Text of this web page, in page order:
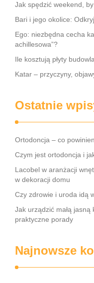
Jak spędzić weekend,
Bari i jego okolice:
Ego: niezbędna cecha
achillesowa”?
Ile kosztują płyty
Katar – przyczyny,
Ostatnie
Ortodoncja – co
Czym jest ortodoncja i
Lacobel w aranżacji
w dekoracji domu
Czy zdrowie i uroda idą
Jak urządzić małą jasną
praktyczne porady
Najnowsze